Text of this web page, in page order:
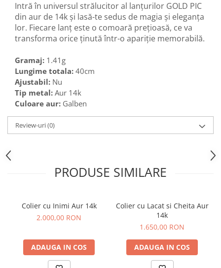
Intră în universul strălucitor al lanțurilor GOLD PIC
din aur de 14k și lasă-te sedus de magia și eleganța
lor. Fiecare lanț este o comoară prețioasă, ce va
transforma orice ținută într-o apariție memorabilă.
Gramaj: 1.41g
Lungime totala: 40cm
Ajustabil: Nu
Tip metal: Aur 14k
Culoare aur: Galben
Review-uri(0)
PRODUSE SIMILARE
Colier cu Inimi Aur 14k
2.000,00 RON
ADAUGA IN COS
Colier cu Lacat si Cheita Aur
14k
1.650,00 RON
ADAUGA IN COS